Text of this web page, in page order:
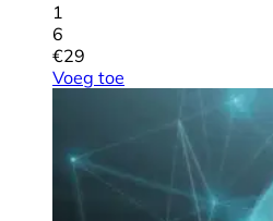
1
6
€29
Voeg toe